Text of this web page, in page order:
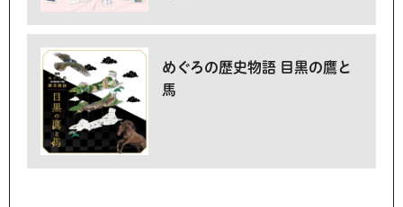
めぐろの歴史物語 目黒の鷹と
馬